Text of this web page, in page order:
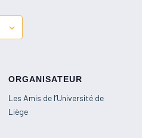
ORGANISATEUR
Les Amis de l’Université de
Liège